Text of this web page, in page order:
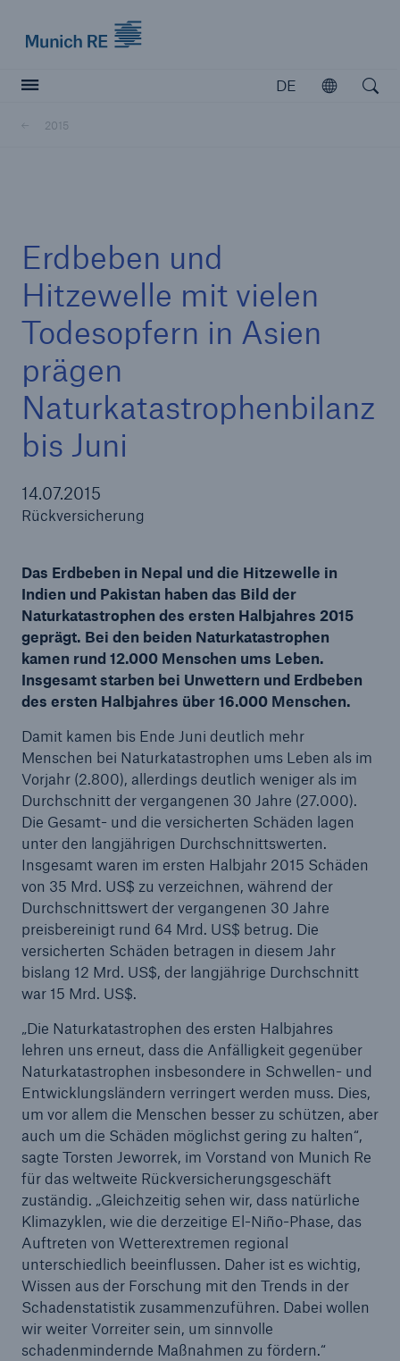
DE
Öffnen
2015
Erdbeben und
Hitzewelle mit vielen
Todesopfern in Asien
prägen
Naturkatastrophenbilanz
bis Juni
14.07.2015
Rückversicherung
Das Erdbeben in Nepal und die Hitzewelle in
Indien und Pakistan haben das Bild der
Naturkatastrophen des ersten Halbjahres 2015
geprägt. Bei den beiden Naturkatastrophen
kamen rund 12.000 Menschen ums Leben.
Insgesamt starben bei Unwettern und Erdbeben
des ersten Halbjahres über 16.000 Menschen.
Damit kamen bis Ende Juni deutlich mehr
Menschen bei Naturkatastrophen ums Leben als im
Vorjahr (2.800), allerdings deutlich weniger als im
Durchschnitt der vergangenen 30 Jahre (27.000).
Die Gesamt- und die versicherten Schäden lagen
unter den langjährigen Durchschnittswerten.
Insgesamt waren im ersten Halbjahr 2015 Schäden
von 35 Mrd. US$ zu verzeichnen, während der
Durchschnittswert der vergangenen 30 Jahre
preisbereinigt rund 64 Mrd. US$ betrug. Die
versicherten Schäden betragen in diesem Jahr
bislang 12 Mrd. US$, der langjährige Durchschnitt
war 15 Mrd. US$.
„Die Naturkatastrophen des ersten Halbjahres
lehren uns erneut, dass die Anfälligkeit gegenüber
Naturkatastrophen insbesondere in Schwellen- und
Entwicklungsländern verringert werden muss. Dies,
um vor allem die Menschen besser zu schützen, aber
auch um die Schäden möglichst gering zu halten“,
sagte Torsten Jeworrek, im Vorstand von Munich Re
für das weltweite Rückversicherungsgeschäft
zuständig. „Gleichzeitig sehen wir, dass natürliche
Klimazyklen, wie die derzeitige El-Niño-Phase, das
Auftreten von Wetterextremen regional
unterschiedlich beeinflussen. Daher ist es wichtig,
Wissen aus der Forschung mit den Trends in der
Schadenstatistik zusammenzuführen. Dabei wollen
wir weiter Vorreiter sein, um sinnvolle
schadenmindernde Maßnahmen zu fördern.“
Tech Trend Radar 2026
Our expert perspective for insurance
Reinsurance Property/Casualty
Marine Trend Radar 2025
Naturkatastrophen
Versicherungslücke: der Anteil der nicht
versicherten Schäden aus Naturkatastrophen
seit 1980 beträgt
71.8%